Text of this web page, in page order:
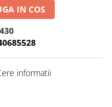
IN COS
informatii